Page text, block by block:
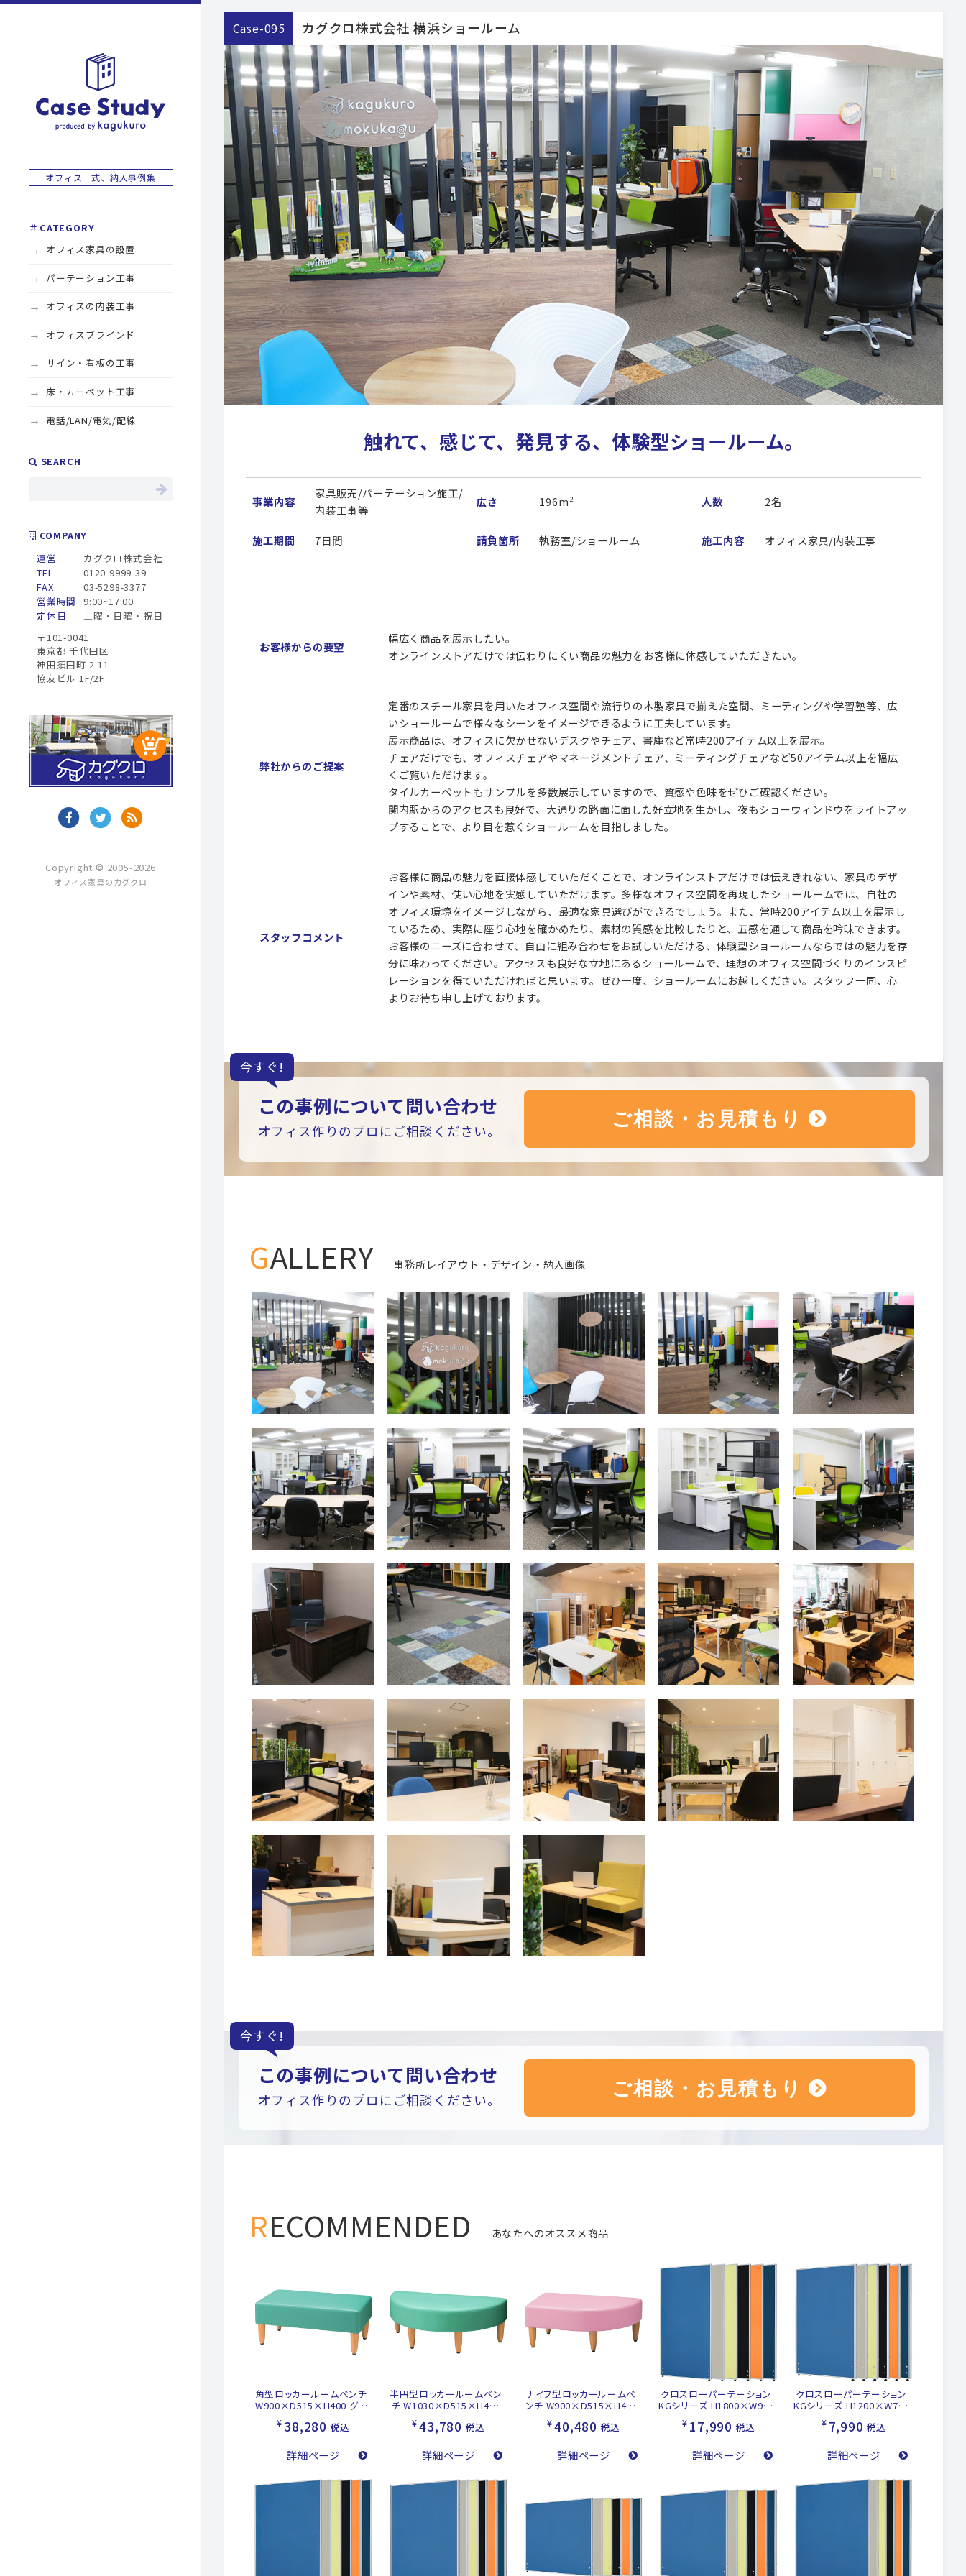
オフィス一式、納入事例集
CATEGORY
オフィス家具の設置
パーテーション工事
オフィスの内装工事
オフィスブラインド
サイン・看板の工事
床・カーペット工事
電話/LAN/電気/配線
SEARCH
COMPANY
運営
カグクロ株式会社
TEL
0120-9999-39
FAX
03-5298-3377
営業時間
9:00~17:00
定休日
土曜・日曜・祝日
〒101-0041
東京都 千代田区
神田須田町 2-11
協友ビル 1F/2F
Copyright © 2005-2026
オフィス家具のカグクロ
case-095 カグクロ株式会社 横浜ショールーム
触れて、感じて、発見する、体験型ショールーム。
事業内容
家具販売/パーテーション施工/
内装工事等
広さ 196m 2 人数 2名
施工期間 7日間 請負箇所 執務室/ショールーム 施工内容 オフィス家具/内装工事
お客様からの要望
幅広く商品を展示したい。
オンラインストアだけでは伝わりにくい商品の魅力をお客様に体感していただきたい。
弊社からのご提案
定番のスチール家具を用いたオフィス空間や流行りの木製家具で揃えた空間、ミーティングや学習塾等、広
いショールームで様々なシーンをイメージできるように工夫しています。
展示商品は、オフィスに欠かせないデスクやチェア、書庫など常時200アイテム以上を展示。
チェアだけでも、オフィスチェアやマネージメントチェア、ミーティングチェアなど50アイテム以上を幅広
くご覧いただけます。
タイルカーペットもサンプルを多数展示していますので、質感や色味をぜひご確認ください。
関内駅からのアクセスも良好で、大通りの路面に面した好立地を生かし、夜もショーウィンドウをライトアッ
プすることで、より目を惹くショールームを目指しました。
スタッフコメント
お客様に商品の魅力を直接体感していただくことで、オンラインストアだけでは伝えきれない、家具のデザ
インや素材、使い心地を実感していただけます。多様なオフィス空間を再現したショールームでは、自社の
オフィス環境をイメージしながら、最適な家具選びができるでしょう。また、常時200アイテム以上を展示し
ているため、実際に座り心地を確かめたり、素材の質感を比較したりと、五感を通して商品を吟味できます。
お客様のニーズに合わせて、自由に組み合わせをお試しいただける、体験型ショールームならではの魅力を存
分に味わってください。アクセスも良好な立地にあるショールームで、理想のオフィス空間づくりのインスピ
レーションを得ていただければと思います。ぜひ一度、ショールームにお越しください。スタッフ一同、心
よりお待ち申し上げております。
今すぐ!
この事例について問い合わせ
オフィス作りのプロにご相談ください。
GALLERY 事務所レイアウト・デザイン・納入画像
今すぐ!
この事例について問い合わせ
オフィス作りのプロにご相談ください。
RECOMMENDED あなたへのオススメ商品
角型ロッカールームベンチ
W900×D515×H400 グリ
¥ 38,280 税込
詳細ページ
半円型ロッカールームベン
チ W1030×D515×H400
¥43,780 税込
詳細ページ
ナイフ型ロッカールームベ
ンチ W900×D515×H400
¥40,480 税込
詳細ページ
クロスローパーテーション
KGシリーズ H1800×W900
¥ 17,990 税込
詳細ページ
クロスローパーテーション
KGシリーズ H1200×W700
¥ 7,990 税込
詳細ページ